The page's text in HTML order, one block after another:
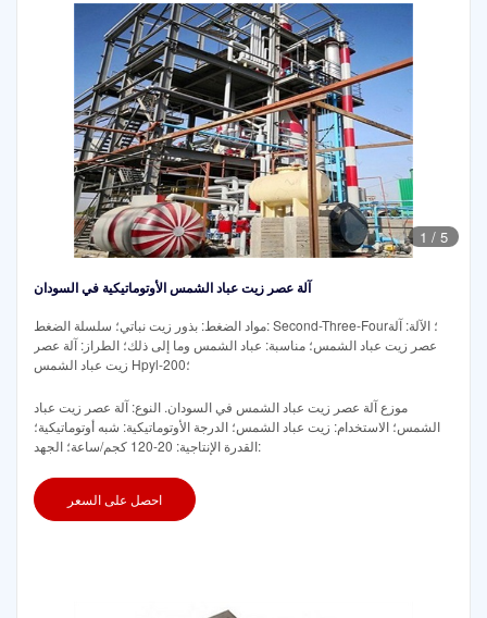
1 / 5
آلة عصر زيت عباد الشمس الأوتوماتيكية في السودان
مواد الضغط: بذور زيت نباتي؛ سلسلة الضغط: Second-Three-Four؛ الآلة: آلة
عصر زيت عباد الشمس؛ مناسبة: عباد الشمس وما إلى ذلك؛ الطراز: آلة عصر
زيت عباد الشمس Hpyl-200؛
موزع آلة عصر زيت عباد الشمس في السودان. النوع: آلة عصر زيت عباد
الشمس؛ الاستخدام: زيت عباد الشمس؛ الدرجة الأوتوماتيكية: شبه أوتوماتيكية؛
القدرة الإنتاجية: 20-120 كجم/ساعة؛ الجهد:
احصل على السعر